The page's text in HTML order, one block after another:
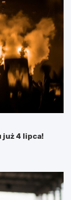
już 4 lipca!